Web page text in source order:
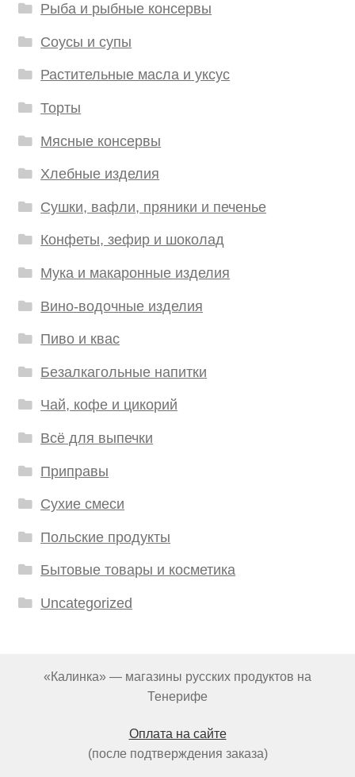
Рыба и рыбные консервы
Соусы и супы
Растительные масла и уксус
Торты
Мясные консервы
Хлебные изделия
Сушки, вафли, пряники и печенье
Конфеты, зефир и шоколад
Мука и макаронные изделия
Вино-водочные изделия
Пиво и квас
Безалкагольные напитки
Чай, кофе и цикорий
Всё для выпечки
Приправы
Сухие смеси
Польские продукты
Бытовые товары и косметика
Uncategorized
«Калинка» — магазины русских продуктов на
Тенерифе
Оплата на сайте
(после подтверждения заказа)